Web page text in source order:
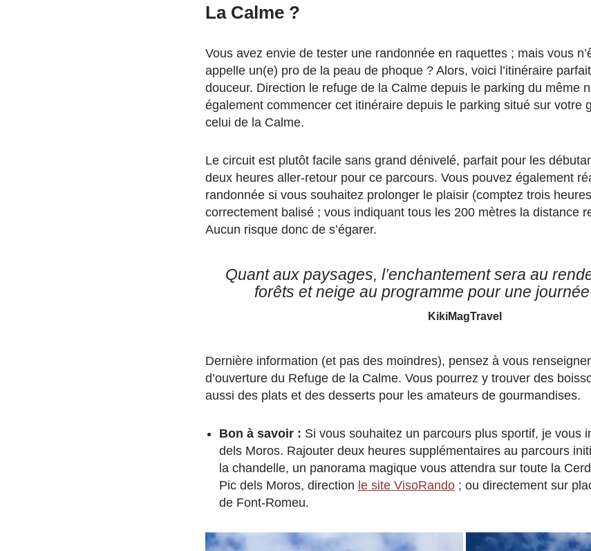
La Calme ?
Vous avez envie de tester une randonnée en raquettes ; mais vous
appelle un(e) pro de la peau de phoque ? Alors, voici l’itinéraire
douceur. Direction le refuge de la Calme depuis le parking du même
également commencer cet itinéraire depuis le parking situé sur votre
celui de la Calme.
Le circuit est plutôt facile sans grand dénivelé, parfait pour les
deux heures aller-retour pour ce parcours. Vous pouvez également
randonnée si vous souhaitez prolonger le plaisir (comptez trois
correctement balisé ; vous indiquant tous les 200 mètres la distance
Aucun risque donc de s’égarer.
Quant aux paysages, l’enchantement sera au
forêts et neige au programme pour une
KikiMagTravel
Dernière information (et pas des moindres), pensez à vous
d’ouverture du Refuge de la Calme. Vous pourrez y trouver des
aussi des plats et des desserts pour les amateurs de gourmandises.
Bon à savoir : Si vous souhaitez un parcours plus sportif, je vous
dels Moros. Rajouter deux heures supplémentaires au parcours
la chandelle, un panorama magique vous attendra sur toute la
Pic dels Moros, direction le site VisoRando ; ou directement sur
de Font-Romeu.